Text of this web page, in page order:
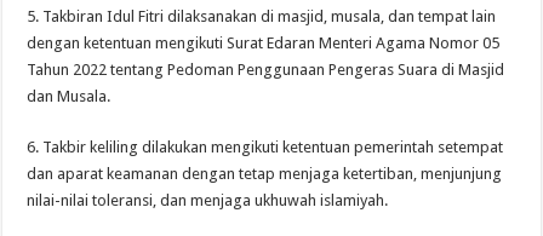
5. Takbiran Idul Fitri dilaksanakan di masjid, musala, dan tempat lain
dengan ketentuan mengikuti Surat Edaran Menteri Agama Nomor 05
Tahun 2022 tentang Pedoman Penggunaan Pengeras Suara di Masjid
dan Musala.
6. Takbir keliling dilakukan mengikuti ketentuan pemerintah setempat
dan aparat keamanan dengan tetap menjaga ketertiban, menjunjung
nilai-nilai toleransi, dan menjaga ukhuwah islamiyah.